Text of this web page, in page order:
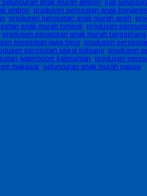
seluncuran anak murah ambon, jual
ambon, produsen perosotan anak
, produsen perosotan anak murah aceh,
anak murah lombok, produsen
produsen perosotan anak murah tanggerang,
perosotan jawa timur, produsen
perosotan spiral sidoarjo, produsen
waterboom kalimantan, produsen
makasar, seluncuran anak murah papua